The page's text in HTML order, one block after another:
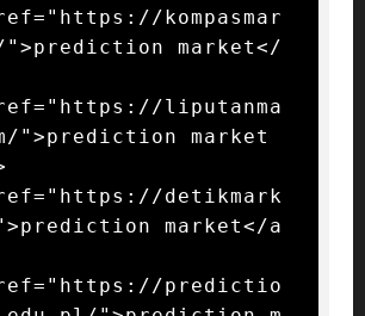
kompasmar
">prediction market</
liputanma
">prediction market
detikmark
market</a
predictio